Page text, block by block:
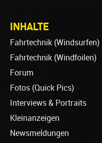
INHALTE
Fahrtechnik (Windsurfen)
Fahrtechnik (Windfoilen)
Forum
Fotos (Quick Pics)
Interviews & Portraits
Kleinanzeigen
Newsmeldungen